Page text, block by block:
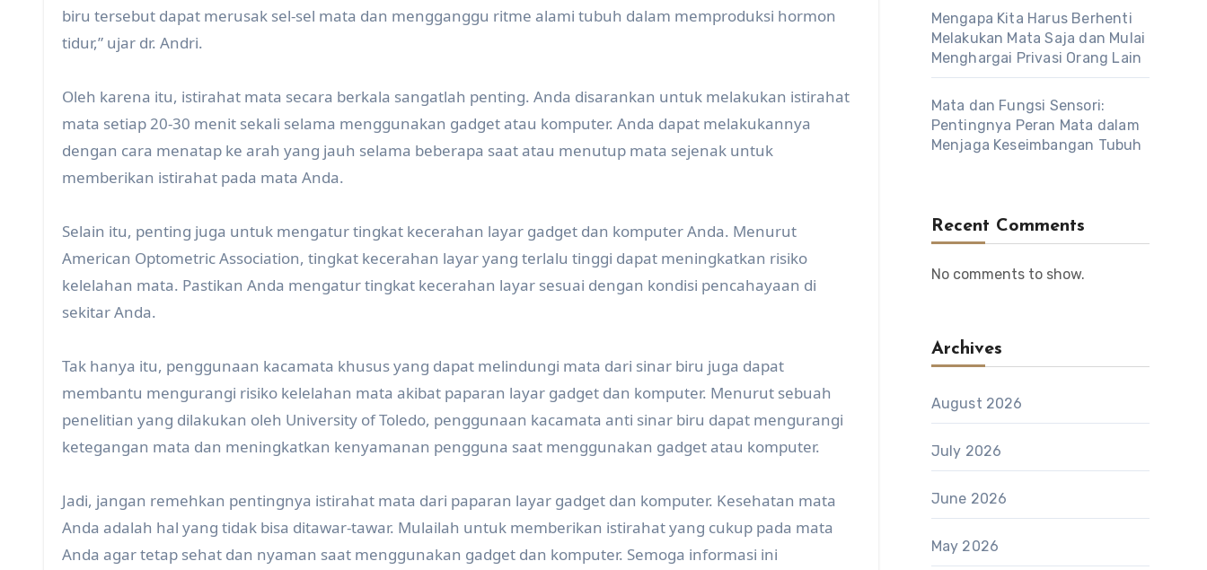
biru tersebut dapat merusak sel-sel mata dan mengganggu ritme alami tubuh dalam memproduksi hormon
tidur,” ujar dr. Andri.
Oleh karena itu, istirahat mata secara berkala sangatlah penting. Anda disarankan untuk melakukan istirahat
mata setiap 20-30 menit sekali selama menggunakan gadget atau komputer. Anda dapat melakukannya
dengan cara menatap ke arah yang jauh selama beberapa saat atau menutup mata sejenak untuk
memberikan istirahat pada mata Anda.
Selain itu, penting juga untuk mengatur tingkat kecerahan layar gadget dan komputer Anda. Menurut
American Optometric Association, tingkat kecerahan layar yang terlalu tinggi dapat meningkatkan risiko
kelelahan mata. Pastikan Anda mengatur tingkat kecerahan layar sesuai dengan kondisi pencahayaan di
sekitar Anda.
Tak hanya itu, penggunaan kacamata khusus yang dapat melindungi mata dari sinar biru juga dapat
membantu mengurangi risiko kelelahan mata akibat paparan layar gadget dan komputer. Menurut sebuah
penelitian yang dilakukan oleh University of Toledo, penggunaan kacamata anti sinar biru dapat mengurangi
ketegangan mata dan meningkatkan kenyamanan pengguna saat menggunakan gadget atau komputer.
Jadi, jangan remehkan pentingnya istirahat mata dari paparan layar gadget dan komputer. Kesehatan mata
Anda adalah hal yang tidak bisa ditawar-tawar. Mulailah untuk memberikan istirahat yang cukup pada mata
Anda agar tetap sehat dan nyaman saat menggunakan gadget dan komputer. Semoga informasi ini
Mengapa Kita Harus Berhenti
Melakukan Mata Saja dan Mulai
Menghargai Privasi Orang Lain
Mata dan Fungsi Sensori:
Pentingnya Peran Mata dalam
Menjaga Keseimbangan Tubuh
Recent Comments
No comments to show.
Archives
August 2026
July 2026
June 2026
May 2026